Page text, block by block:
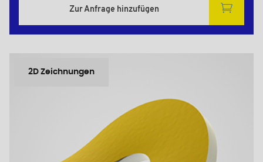
Zur Anfrage hinzufügen
2D Zeichnungen